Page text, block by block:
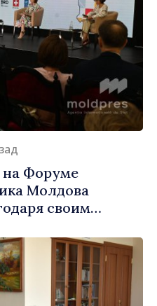
на Форуме
Молдова
своим
большой